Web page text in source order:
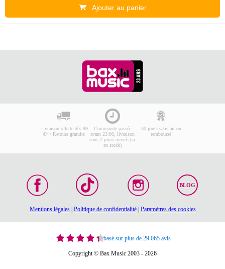
Ajouter au panier
Livraison offerte dès 99
€* / Retours gratuits
Commande passée
avant 23:00, livraison
sous 2 jours ouvrés (si
en stock)
30 jours satisfait ou
remboursé
BLOG
Mentions légales| Politique de confidentialité| Paramètres des cookies
basé sur plus de 29 065 avis
Copyright © Bax Music 2003 - 2026